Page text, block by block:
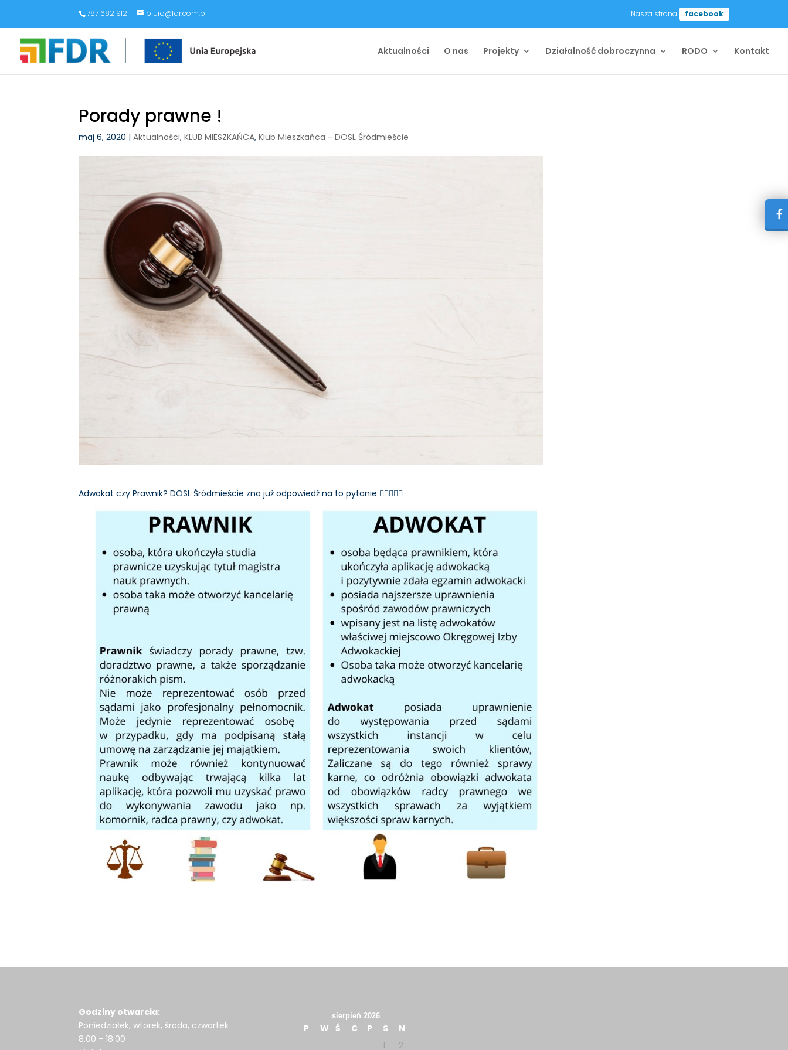
787 682 912 biuro@fdr.com.pl Nasza strona facebook
Aktualności O nas Projekty Działalność dobroczynna RODO Kontakt
Porady prawne !
maj 6, 2020 |Aktualności,KLUB MIESZKAŃCA,Klub Mieszkańca - DOSL Śródmieście
Adwokat czy Prawnik? DOSL Śródmieście zna już odpowiedź na to pytanie 👩‍⚖️👨‍⚖️⚖️
Godziny otwarcia:
Poniedziałek, wtorek, środa, czwartek
8.00 - 18.00
sierpień 2026
P W Ś C P S
N
1
2